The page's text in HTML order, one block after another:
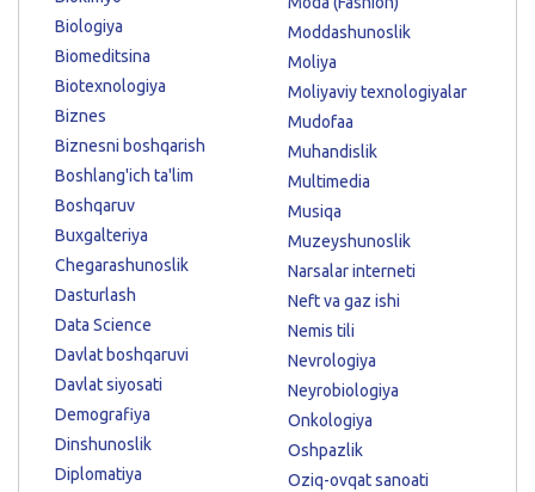
Biologiya
Biomeditsina
Biotexnologiya
Biznes
Biznesni boshqarish
Boshlang'ich ta'lim
Boshqaruv
Buxgalteriya
Chegarashunoslik
Dasturlash
Data Science
Davlat boshqaruvi
Davlat siyosati
Demografiya
Dinshunoslik
Diplomatiya
Moddashunoslik
Moliya
Moliyaviy texnologiyalar
Mudofaa
Muhandislik
Multimedia
Musiqa
Muzeyshunoslik
Narsalar interneti
Neft va gaz ishi
Nemis tili
Nevrologiya
Neyrobiologiya
Onkologiya
Oshpazlik
Oziq-ovqat sanoati